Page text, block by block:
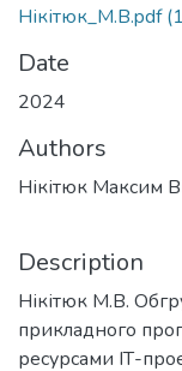
Нікітюк_М.В.pdf
Date
2024
Authors
Нікітюк Максим
Description
Нікітюк М.В.
прикладного
ресурсами ІТ-